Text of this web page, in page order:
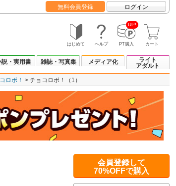
無料会員登録 ログイン
はじめて ヘルプ
UP!
PT購入 カート
説・実用書 雑誌・写真集 メディア化
ライト
アダルト
ロボ！ チョコロボ！（1）
会員登録して
70%OFFで購入